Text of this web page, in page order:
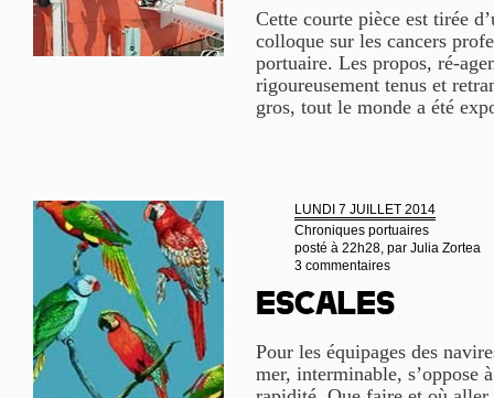
Cette courte pièce est tirée
colloque sur les cancers
portuaire. Les propos, ré-
rigoureusement tenus et
gros, tout le monde a été
LUNDI 7 JUILLET 2014
Chroniques portuaires
posté à 22h28, par Julia Zortea
3 commentaires
Escales
Pour les équipages des
mer, interminable, s’oppose